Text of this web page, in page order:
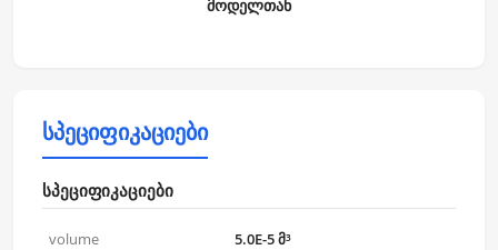
მოდელთან
სპეციფიკაციები
სპეციფიკაციები
volume
5.0E-5 მ³